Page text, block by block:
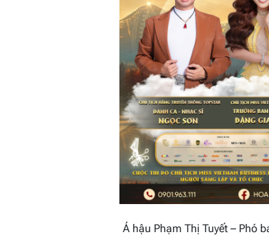
Á hậu Phạm Thị Tuyết – Phó